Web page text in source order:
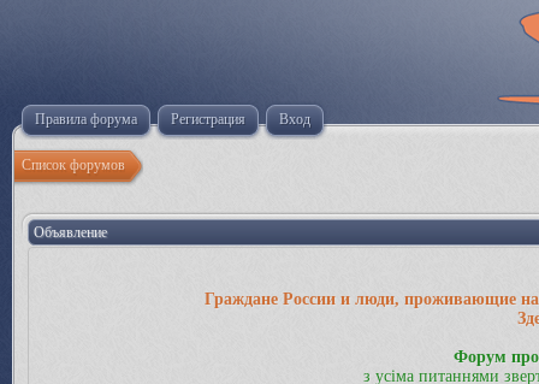
Правила форума Регистрация Вход
Список форумов
Объявление
Граждане России и люди, проживающие на
Форум
з усіма питаннями